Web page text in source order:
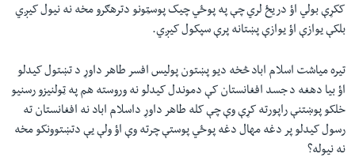
ککړې بولي اؤ دریځ لري چې په پوځي چیک پوسټونو دترهګرو مخه نه نیول کیږي
بلکې یوازې اؤ یوازې پښتانه پرې سپکول کیږي.
تیره میاشت اسلام اباد څخه دیو پښتون پولیس افسر طاهر داوړ د تښتول کیدلو
اؤ بیا دهغه د جسد افغانستان کې دموندل کیدلو نه وروسته هم په ټولنیزو رسنیو
خلکو پوښتنې راپورته کړې وې چې کله طاهر داوړ داسلام اباد نه افغانستان ته
رسول کیدلو پر دغه مهال دغه پوځي پوستې چرته وې ا‌ؤ ولې یې دتښتوونکو مخه
نه نیوله؟